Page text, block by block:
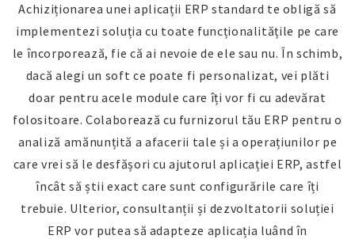
Achiziționarea unei aplicații ERP standard te obligă să
implementezi soluția cu toate funcționalitățile pe care
le încorporează, fie că ai nevoie de ele sau nu. În schimb,
dacă alegi un soft ce poate fi personalizat, vei plăti
doar pentru acele module care îți vor fi cu adevărat
folositoare. Colaborează cu furnizorul tău ERP pentru o
analiză amănunțită a afacerii tale și a operațiunilor pe
care vrei să le desfășori cu ajutorul aplicației ERP, astfel
încât să știi exact care sunt configurările care îți
trebuie. Ulterior, consultanții și dezvoltatorii soluției
ERP vor putea să adapteze aplicația luând în